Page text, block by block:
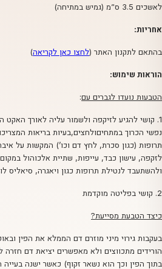
לאשכים 3.5 ס”מ (גמיש במתיחה)
אחריות:
בהתאם לתקנון האתר (לחצו כאן לקריאה)
הוראות שימוש:
הטבעות נועדו לגברים עם:
1. קושי להגיע לזיקפה ולשמור עליה לאורך האקט
נפשי הכרוך במתחיםולחצים,בעיות בריאות
תרופות (כגון סכרת, לחץ דם וכו’) המקשות על
לזקפה, עישון כבד, עייפות, שתיית אלכוהול
ולהשתעבד לנטילת תרופות כגון ויאגרה, סיאליס
2. קושי בפליטה מוקדמת
כיצד הטבעת מסייעת?
בעקבות גירוי מיני מוזרם דם הממלא את הפין
הורידים מתכווצים ולא מאפשרים יציאת דם חזרה
בתוך הפין וכך הוא נשאר זקוף) כאשר ישנה בעייה